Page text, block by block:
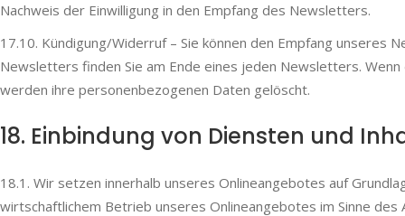
Nachweis der Einwilligung in den Empfang des Newsletters.
17.10. Kündigung/Widerruf – Sie können den Empfang unseres
Newsletters finden Sie am Ende eines jeden Newsletters.
werden ihre personenbezogenen Daten gelöscht.
18. Einbindung von Diensten und
18.1. Wir setzen innerhalb unseres Onlineangebotes auf
wirtschaftlichem Betrieb unseres Onlineangebotes im Sinne